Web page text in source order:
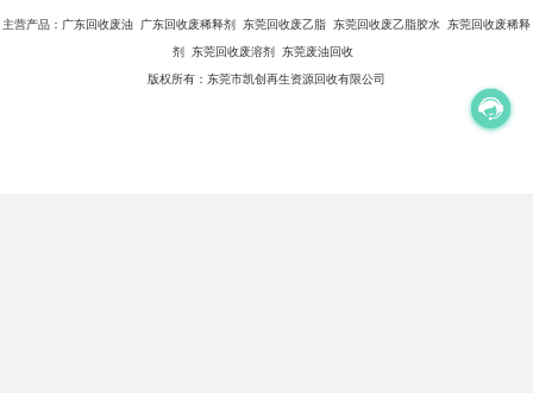
主营产品：广东回收废油 广东回收废稀释剂 东莞回收废乙脂 东莞回收废乙脂胶水 东莞回收废稀释
剂 东莞回收废溶剂 东莞废油回收
版权所有：东莞市凯创再生资源回收有限公司